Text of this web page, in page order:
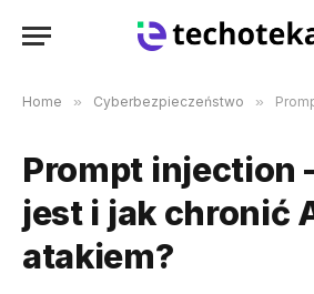
Home » Cyberbezpieczeństwo » Prompt
Prompt injection
jest i jak chronić
atakiem?